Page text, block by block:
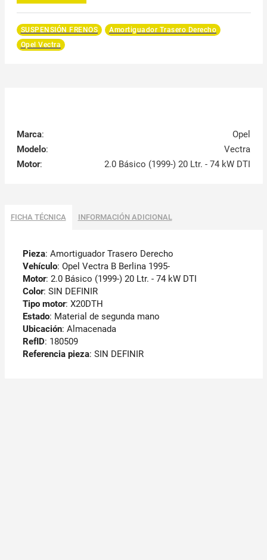
SUSPENSIÓN FRENOS
Amortiguador Trasero Derecho
Opel Vectra
Marca:
Opel
Modelo:
Vectra
Motor: 2.0 Básico (1999-) 20 Ltr. - 74 kW DTI
FICHA TÉCNICA INFORMACIÓN ADICIONAL
Pieza: Amortiguador Trasero Derecho
Vehículo: Opel Vectra B Berlina 1995-
Motor: 2.0 Básico (1999-) 20 Ltr. - 74 kW DTI
Color: SIN DEFINIR
Tipo motor: X20DTH
Estado: Material de segunda mano
Ubicación: Almacenada
RefID: 180509
Referencia pieza: SIN DEFINIR